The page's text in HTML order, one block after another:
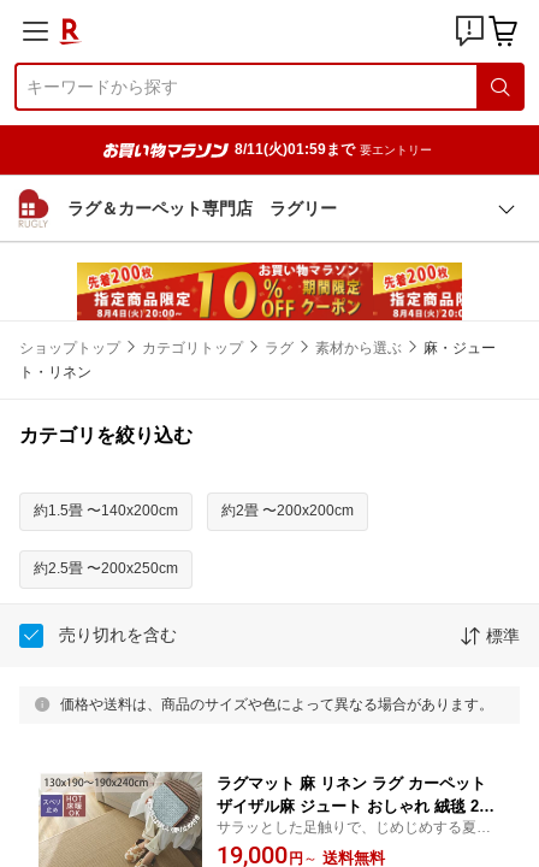
8/11(火)01:59まで 要エントリー
ラグ＆カーペット専門店 ラグリー
ショップトップ カテゴリトップ ラグ 素材から選ぶ
麻・ジュー
ト・リネン
カテゴリを絞り込む
約1.5畳 〜140x200cm 約2畳 〜200x200cm
約2.5畳 〜200x250cm
売り切れを含む 標準
価格や送料は、商品のサイズや色によって異なる場合があります。
ラグマット 麻 リネン ラグ カーペット
ザイザル麻 ジュート おしゃれ 絨毯 2畳
リビング 正方形 夏用 アジアン 和モダ
ン インテリア 滑り止め付き オールシー
サラッとした足触りで、じめじめする夏も
快適！憧れの西海岸やエスニックな海外イ
19,000 円 ～ 送料無料